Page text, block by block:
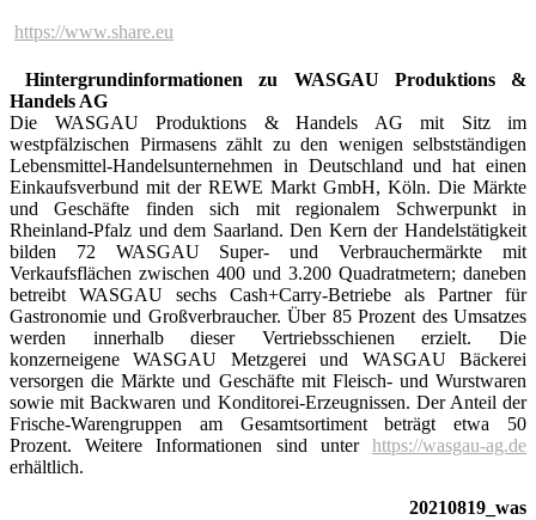
https://www.share.eu
Hintergrundinformationen zu WASGAU Produktions &
Handels AG
Die WASGAU Produktions & Handels AG mit Sitz im
westpfälzischen Pirmasens zählt zu den wenigen selbstständigen
Lebensmittel-Handelsunternehmen in Deutschland und hat einen
Einkaufsverbund mit der REWE Markt GmbH, Köln. Die Märkte
und Geschäfte finden sich mit regionalem Schwer­punkt in
Rheinland-Pfalz und dem Saarland. Den Kern der Handelstätigkeit
bilden 72 WASGAU Super- und Verbrauchermärkte mit
Verkaufsflächen zwischen 400 und 3.200 Quadrat­metern; daneben
betreibt WASGAU sechs Cash+Carry-Betriebe als Partner für
Gastronomie und Groß­verbraucher. Über 85 Prozent des Umsatzes
werden innerhalb dieser Vertriebsschienen erzielt. Die
konzerneigene WASGAU Metzgerei und WASGAU Bäckerei
versorgen die Märkte und Geschäfte mit Fleisch- und Wurstwaren
sowie mit Backwaren und Konditorei-Erzeugnissen. Der Anteil der
Frische-Warengruppen am Gesamtsortiment beträgt etwa 50
Prozent. Weitere Informationen sind unter https://wasgau-ag.de
erhältlich.
20210819_was